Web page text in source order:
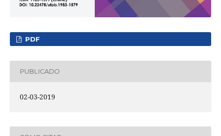
PDF
PUBLICADO
02-03-2019